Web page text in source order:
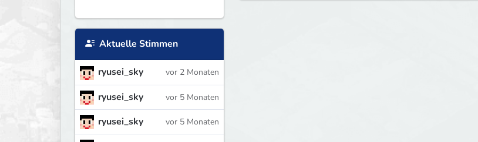
Aktuelle Stimmen
ryusei_sky vor 2 Monaten
ryusei_sky vor 5 Monaten
ryusei_sky vor 5 Monaten